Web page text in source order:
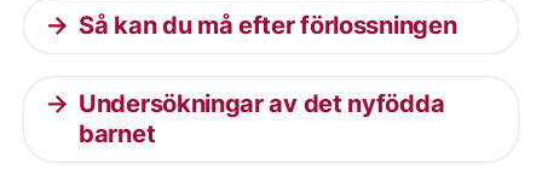
Så kan du må efter förlossningen
Undersökningar av det nyfödda
barnet